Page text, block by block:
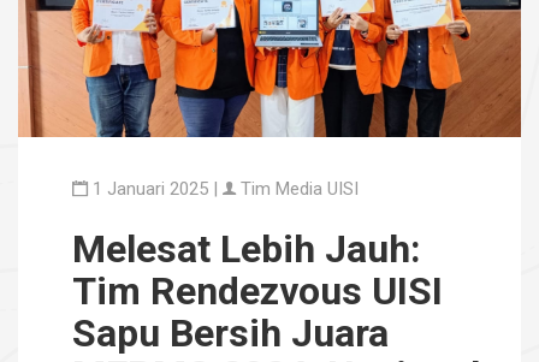
1 Januari 2025 | Tim Media UISI
Melesat Lebih Jauh:
Tim Rendezvous UISI
Sapu Bersih Juara